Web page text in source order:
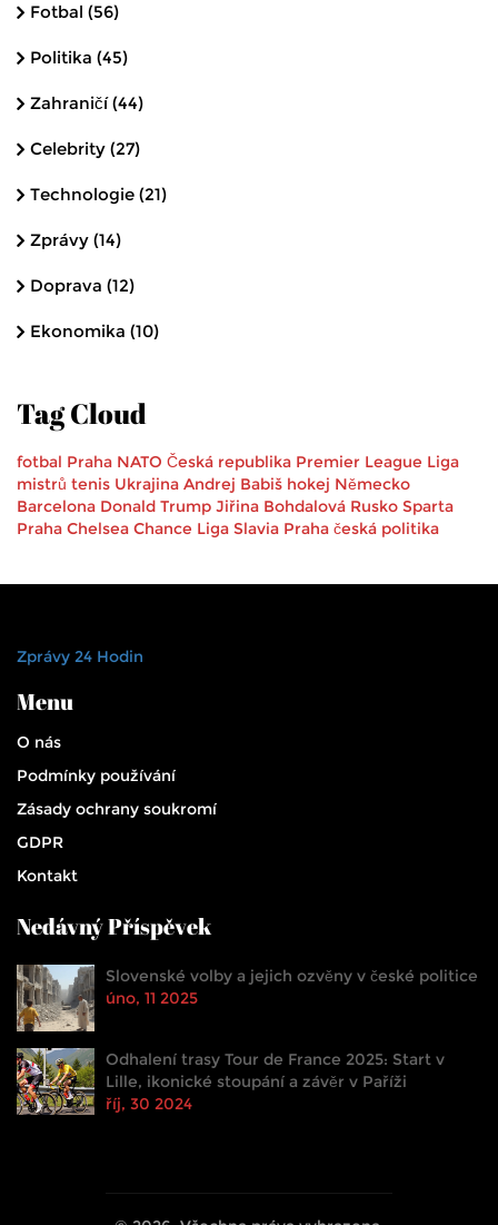
Fotbal (56)
Politika (45)
Zahraničí(44)
Celebrity (27)
Technologie (21)
Zprávy (14)
Doprava (12)
Ekonomika (10)
Tag Cloud
fotbal Praha NATO Česká republika Premier League Liga
mistrů tenis Ukrajina Andrej Babiš hokej Německo
Barcelona Donald Trump Jiřina Bohdalová Rusko Sparta
Praha Chelsea Chance Liga Slavia Praha česká politika
Zprávy 24 Hodin
Menu
O nás
Podmínky používání
Zásady ochrany soukromí
GDPR
Kontakt
Nedávný Příspěvek
Slovenské volby a jejich ozvěny v české politice
úno, 11 2025
Odhalení trasy Tour de France 2025: Start v
Lille, ikonické stoupání a závěr v Paříži
říj, 30 2024